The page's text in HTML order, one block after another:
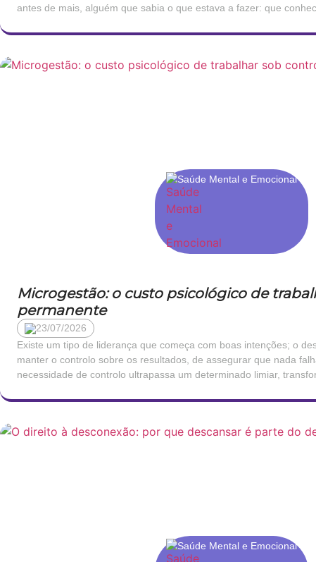
antes de mais, alguém que sabia o que estava a fazer: que
Saúde Mental e Emocional
Microgestão: o custo psicológico de
permanente
23/07/2026
Existe um tipo de liderança que começa com boas intenções; o
manter o controlo sobre os resultados, de assegurar que nada
necessidade de controlo ultrapassa um determinado limiar,
de […]
Saúde Mental e Emocional